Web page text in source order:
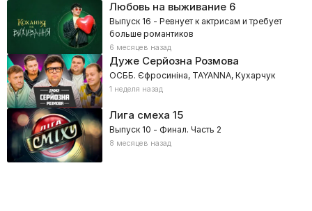
Любовь на выживание6
Выпуск 16 - Ревнует к актрисам и требует
больше романтиков
6 месяцев назад
Дуже Серйозна Розмова
ОСББ. Єфросиніна, TAYANNA, Кухарчук
1 неделя назад
Лига смеха 15
Выпуск 10 - Финал. Часть 2
8 месяцев назад